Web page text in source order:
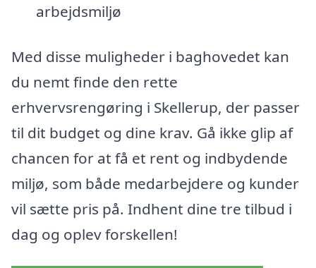
arbejdsmiljø
Med disse muligheder i baghovedet kan
du nemt finde den rette
erhvervsrengøring i Skellerup, der passer
til dit budget og dine krav. Gå ikke glip af
chancen for at få et rent og indbydende
miljø, som både medarbejdere og kunder
vil sætte pris på. Indhent dine tre tilbud i
dag og oplev forskellen!